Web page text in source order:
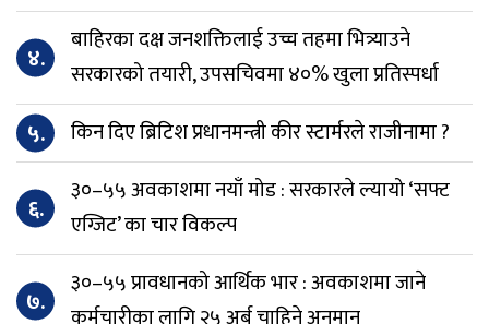
४.
बाहिरका दक्ष जनशक्तिलाई उच्च तहमा भित्र्याउने
सरकारको तयारी, उपसचिवमा ४०% खुला प्रतिस्पर्धा
५. किन दिए ब्रिटिश प्रधानमन्त्री कीर स्टार्मरले राजीनामा ?
६.
३०–५५ अवकाशमा नयाँ मोड : सरकारले ल्यायो ‘सफ्ट
एग्जिट’ का चार विकल्प
७.
३०–५५ प्रावधानको आर्थिक भार : अवकाशमा जाने